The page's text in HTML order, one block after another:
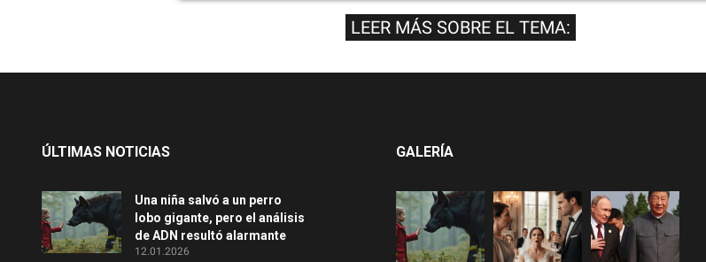
LEER MÁS SOBRE EL TEMA:
ÚLTIMAS NOTICIAS
Una niña salvó a un perro
lobo gigante, pero el análisis
de ADN resultó alarmante
12.01.2026
GALERÍA